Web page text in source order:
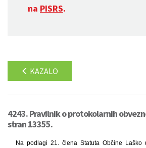
na PISRS.
KAZALO
4243. Pravilnik o protokolarnih
stran 13355.
Na podlagi 21. člena Statuta Občine Laško